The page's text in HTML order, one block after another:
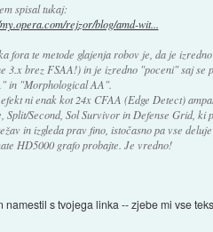
spisal tukaj:
rejzor/blog/amd-wit...
fora te metode glajenja robov je, da je
3.x brez FSAA!) in je izredno "poceni" saj se
in "Morphological AA".
ni enak kot 24x CFAA (Edge Detect)
Split/Second, Sol Survivor in Defense Grid,
in izgleda prav fino, istočasno pa vse
HD5000 grafo probajte. Je vredno!
namestil s tvojega linka -- zjebe mi vse